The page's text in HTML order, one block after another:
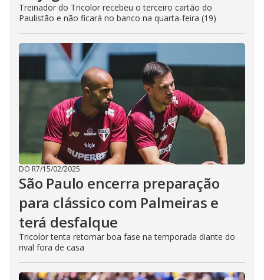
Treinador do Tricolor recebeu o terceiro cartão do
Paulistão e não ficará no banco na quarta-feira (19)
DO R7/15/02/2025
São Paulo encerra preparação
para clássico com Palmeiras e
terá desfalque
Tricolor tenta retomar boa fase na temporada diante do
rival fora de casa